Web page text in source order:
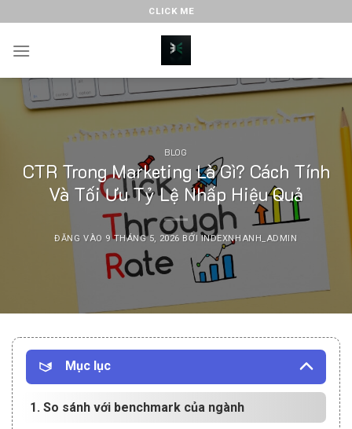
nội
CLICK ME
BLOG
CTR Trong Marketing Là Gì? Cách Tính
Và Tối Ưu Tỷ Lệ Nhấp Hiệu Quả
ĐĂNG VÀO 9 THÁNG 5, 2026 BỞI INDEXNHANH_ADMIN
Mục lục
1. So sánh với benchmark của ngành